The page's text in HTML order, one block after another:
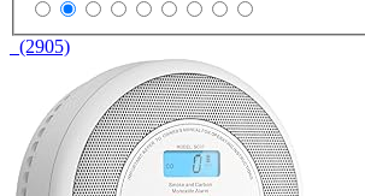
(2905)